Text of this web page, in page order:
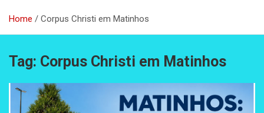
Home Corpus Christi em Matinhos
Tag: Corpus Christi em Matinhos